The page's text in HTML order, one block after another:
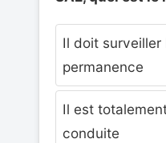
Il doit surveiller
permanence
Il est
conduite